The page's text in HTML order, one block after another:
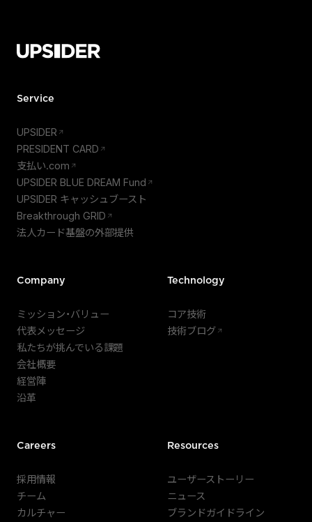
Service
UPSIDER
PRESIDENT CARD
支払い.com
UPSIDER BLUE DREAM Fund
UPSIDER キャッシュブースト
Breakthrough GRID
法人カード基盤の外部提供
Company
ミッション・バリュー
代表メッセージ
私たちが挑んでいる課題
会社概要
経営陣
沿革
Technology
コア技術
技術ブログ
Careers
採用情報
チーム
カルチャー
Resources
ユーザーストーリー
ニュース
ブランドガイドライン